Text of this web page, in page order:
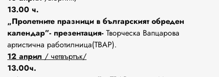
13.00 ч.
„Пролетните празници в българският обреден
календар”- презентация- Творческа Вапцарова
артистична работилница(ТВАР).
12 април / четвъртък/
13.00ч.